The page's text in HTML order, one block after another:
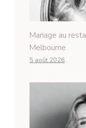
Mariage au
Melbourne
5 août 2026